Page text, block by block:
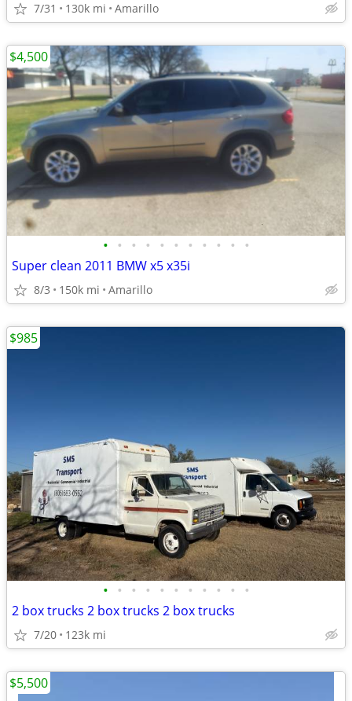
7/31 130k mi Amarillo
• • • • • • • • • • •
Super clean 2011 BMW x5 x35i
8/3 150k mi Amarillo
$4,500
• • • • • • • • • • •
2 box trucks 2 box trucks 2 box trucks
7/20 123k mi
$985
$5,500